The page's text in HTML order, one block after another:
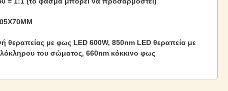
θεραπείας με φως LED 600W, 850nm LED θεραπεία με
του σώματος, 660nm κόκκινο φως